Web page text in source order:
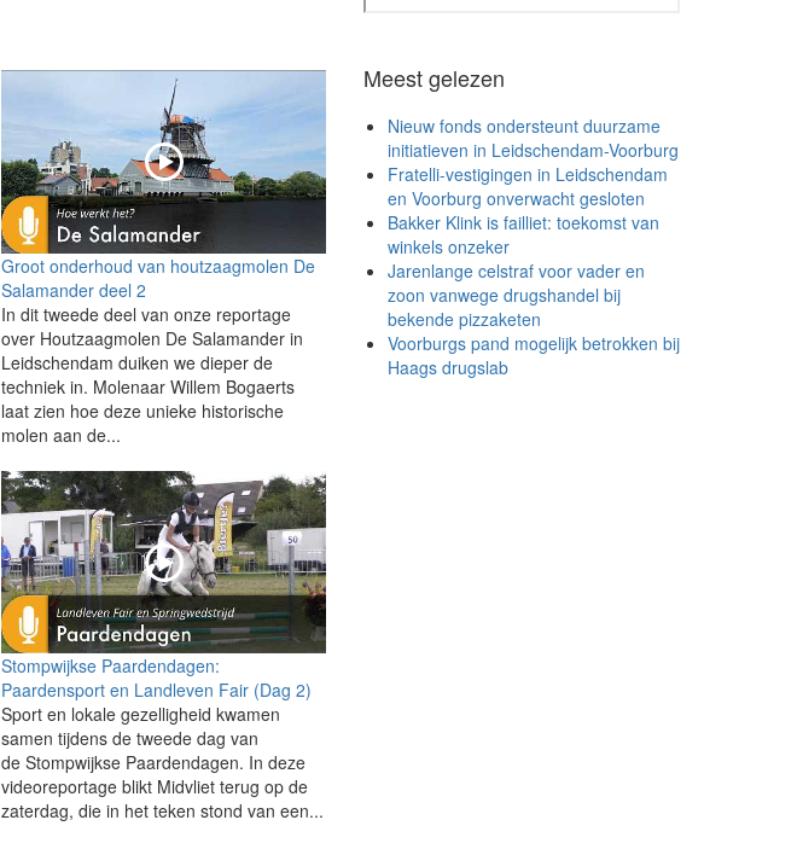
Groot onderhoud van houtzaagmolen De
Salamander deel 2
In dit tweede deel van onze reportage
over Houtzaagmolen De Salamander in
Leidschendam duiken we dieper de
techniek in. Molenaar Willem Bogaerts
laat zien hoe deze unieke historische
molen aan de...
Stompwijkse Paardendagen:
Paardensport en Landleven Fair (Dag 2)
Sport en lokale gezelligheid kwamen
samen tijdens de tweede dag van
de Stompwijkse Paardendagen. In deze
videoreportage blikt Midvliet terug op de
zaterdag, die in het teken stond van een...
Meest gelezen
Nieuw fonds ondersteunt duurzame
initiatieven in Leidschendam-Voorburg
Fratelli-vestigingen in Leidschendam
en Voorburg onverwacht gesloten
Bakker Klink is failliet: toekomst van
winkels onzeker
Jarenlange celstraf voor vader en
zoon vanwege drugshandel bij
bekende pizzaketen
Voorburgs pand mogelijk betrokken bij
Haags drugslab